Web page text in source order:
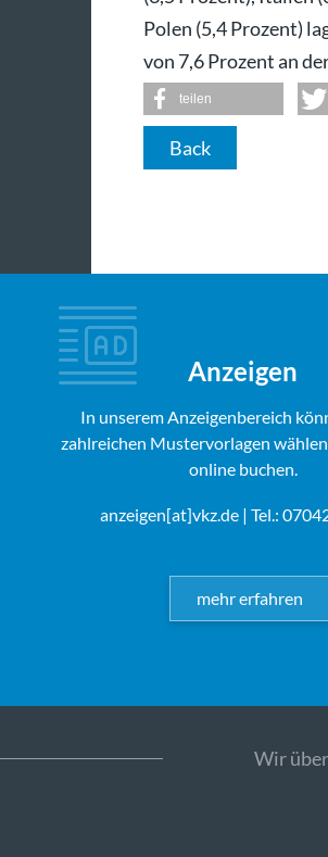
Polen (5,4 Prozent)
von 7,6 Prozent an
teilen
Back
Anzeigen
In unserem Anzeigenbereich
zahlreichen Mustervorlagen
online buchen.
anzeigen[at]vkz.de| Tel.:
mehr erfahren
Wir